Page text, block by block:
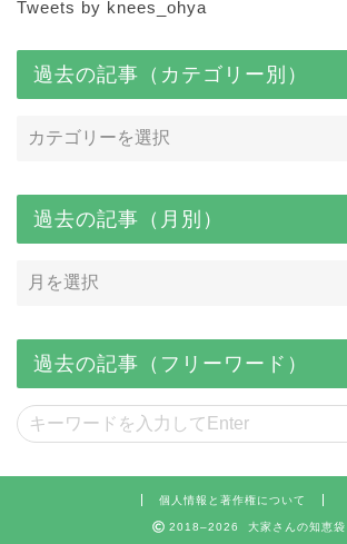
Tweets by knees_ohya
過去の記事（カテゴリー別）
過去の記事（月別）
過去の記事（フリーワード）
個人情報と著作権について
2018–2026 大家さんの知恵袋